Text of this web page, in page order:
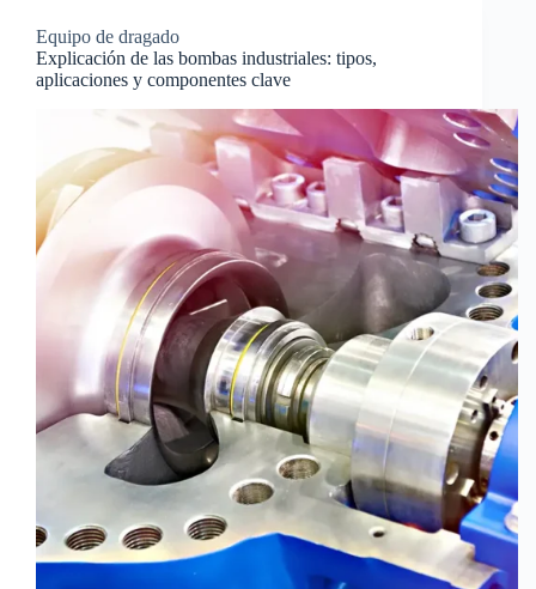
Equipo de dragado
Explicación de las bombas industriales: tipos,
aplicaciones y componentes clave